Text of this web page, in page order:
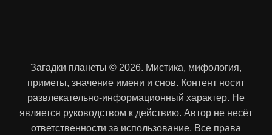
Загадки планеты © 2026. Мистика, мифология,
приметы, значение имени и снов. Контент носит
развлекательно-информационный характер. Не
является руководством к действию. Автор не несёт
ответственности за использование. Все права